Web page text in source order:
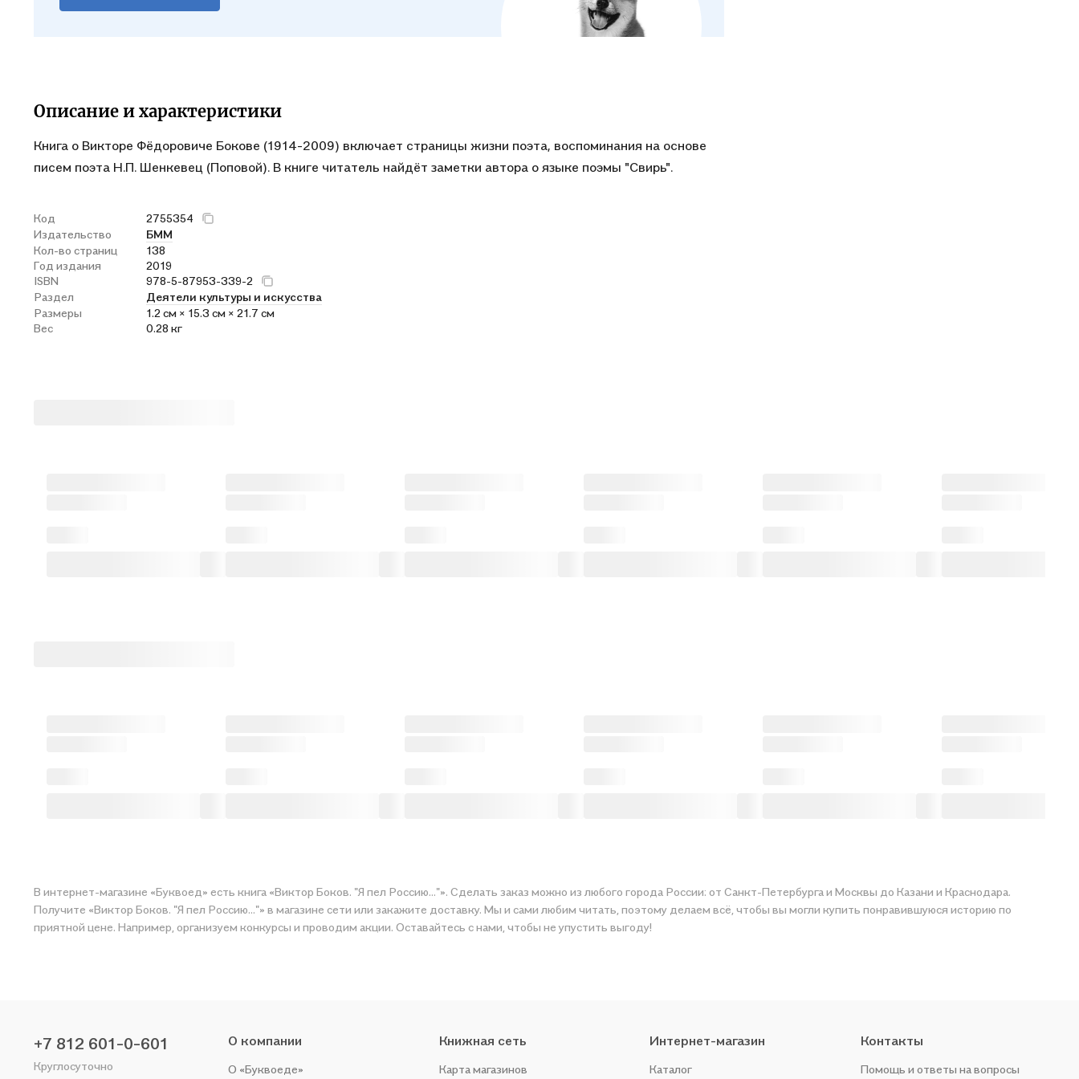
Описание и характеристики
Книга о Викторе Фёдоровиче Бокове (1914-2009) включает страницы жизни поэта, воспоминания на основе
писем поэта Н.П. Шенкевец (Поповой). В книге читатель найдёт заметки автора о языке поэмы "Свирь".
Код
2755354
Издательство
БММ
Кол-во страниц
138
Год издания
2019
ISBN
978-5-87953-339-2
Раздел
Деятели культуры и искусства
Размеры
1.2 см × 15.3 см × 21.7 см
Вес
0.28 кг
В интернет-магазине «Буквоед» есть книга «Виктор Боков. "Я пел Россию…"». Сделать заказ можно из любого города России: от Санкт-Петербурга и Москвы до Казани и Краснодара.
Получите «Виктор Боков. "Я пел Россию…"» в магазине сети или закажите доставку. Мы и сами любим читать, поэтому делаем всё, чтобы вы могли купить понравившуюся историю по
приятной цене. Например, организуем конкурсы и проводим акции. Оставайтесь с нами, чтобы не упустить выгоду!
+7 812 601-0-601
Круглосуточно
О компании
О «Буквоеде»
Книжная сеть
Карта магазинов
Интернет-магазин
Каталог
Контакты
Помощь и ответы на вопросы